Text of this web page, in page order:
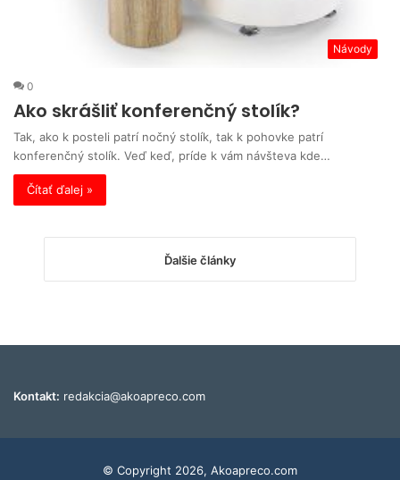
Návody
0
Ako skrášliť konferenčný stolík?
Tak, ako k posteli patrí nočný stolík, tak k pohovke patrí
konferenčný stolík. Veď keď, príde k vám návšteva kde…
Čítať ďalej »
Ďalšie články
Kontakt: redakcia@akoapreco.com
© Copyright 2026, Akoapreco.com